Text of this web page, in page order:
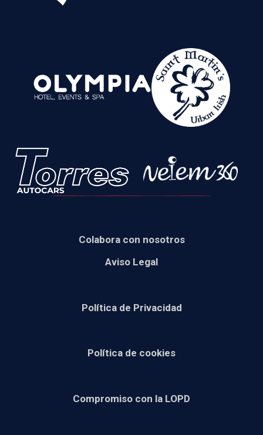
Colabora con nosotros
Aviso Legal
Política de Privacidad
Política de cookies
Compromiso con la LOPD